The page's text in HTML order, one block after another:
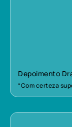
Depoimento
“Com certeza